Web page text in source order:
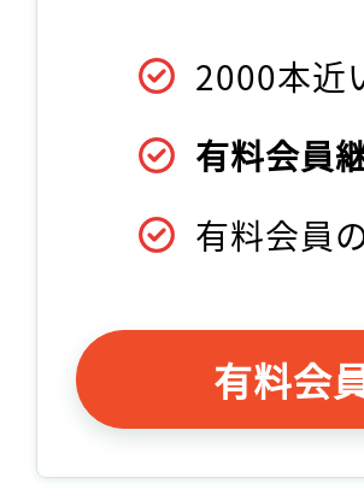
2000本近
有料会員
有料会員
有料会